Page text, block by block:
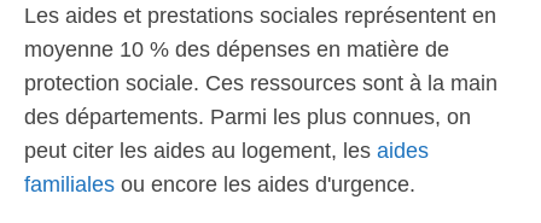
Les aides et prestations sociales représentent en
moyenne 10 % des dépenses en matière de
protection sociale. Ces ressources sont à la main
des départements. Parmi les plus connues, on
peut citer les aides au logement, les aides
familiales ou encore les aides d'urgence.